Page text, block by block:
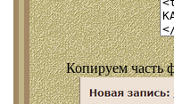
Копируем часть